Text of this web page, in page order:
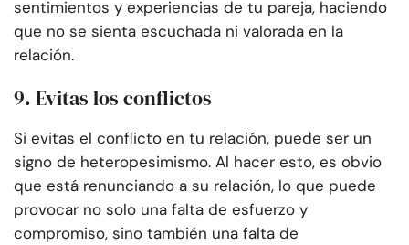
sentimientos y experiencias de tu pareja, haciendo
que no se sienta escuchada ni valorada en la
relación.
9. Evitas los conflictos
Si evitas el conflicto en tu relación, puede ser un
signo de heteropesimismo. Al hacer esto, es obvio
que está renunciando a su relación, lo que puede
provocar no solo una falta de esfuerzo y
compromiso, sino también una falta de